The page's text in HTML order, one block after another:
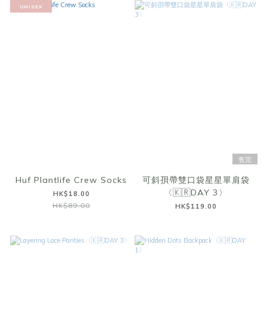
UNISEX
Huf Plantlife Crew Socks
HK$18.00
HK$89.00
售完
可斜孭帶雙口袋星星單肩袋
〈🇰🇷DAY 3〉
HK$119.00